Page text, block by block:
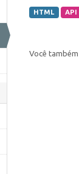
HTML API
Você